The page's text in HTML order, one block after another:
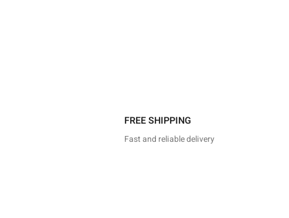
FREE SHIPPING
Fast and reliable delivery